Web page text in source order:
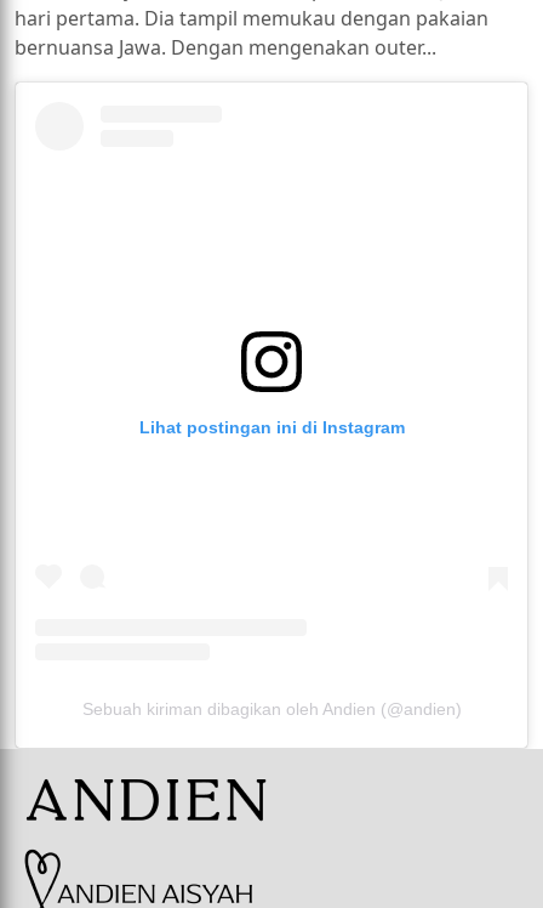
hari pertama. Dia tampil memukau dengan pakaian
bernuansa Jawa. Dengan mengenakan outer...
Lihat postingan ini di Instagram
Sebuah kiriman dibagikan oleh Andien (@andien)